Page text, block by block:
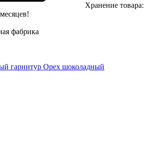
Хранение товара:
фабрика
гарнитур Орех шоколадный